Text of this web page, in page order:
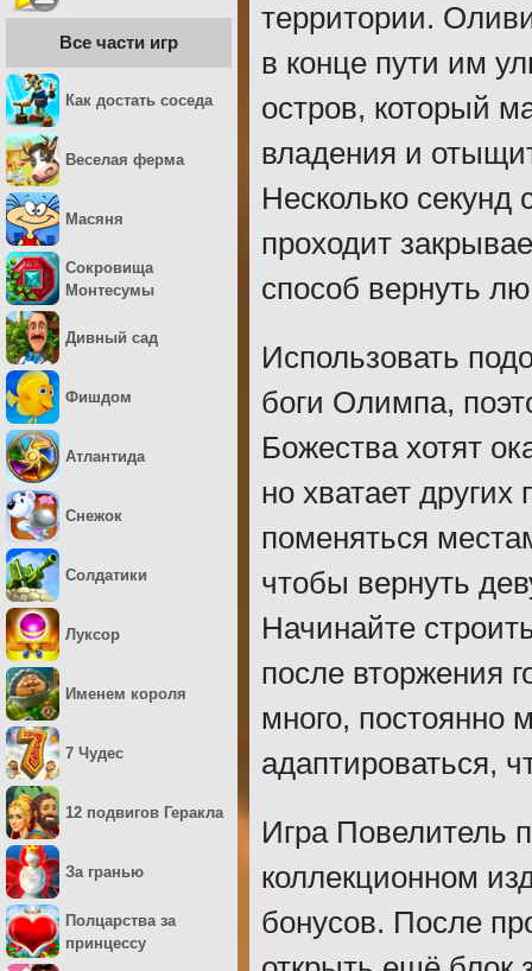
территории.
в конце пути им
остров, который
владения и
Несколько секунд
проходит
способ вернуть
Использовать
боги Олимпа,
Божества хотят
но хватает
поменяться
чтобы вернуть
Начинайте
после вторжения
много, постоянно
адаптироваться,
Игра Повелитель
коллекционном
бонусов. После
Все части игр
Как достать соседа
Веселая ферма
Масяня
Сокровища
Монтесумы
Дивный сад
Фишдом
Атлантида
Снежок
Солдатики
Луксор
Именем короля
7 Чудес
12 подвигов Геракла
За гранью
Полцарства за
принцессу